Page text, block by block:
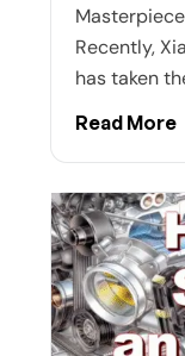
Recently,
has taken
Read More